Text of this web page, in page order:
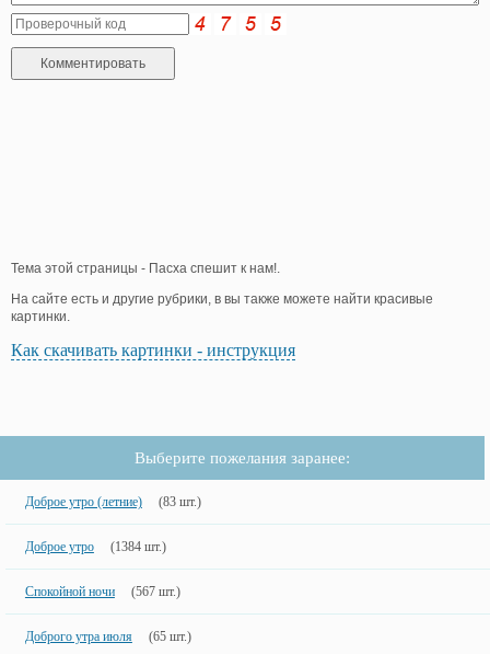
Тема этой страницы - Пасха спешит к нам!.
На сайте есть и другие рубрики, в вы также можете найти красивые
картинки.
Как скачивать картинки - инструкция
Выберите пожелания заранее:
Доброе утро (летние) (83 шт.)
Доброе утро (1384 шт.)
Спокойной ночи (567 шт.)
Доброго утра июля (65 шт.)